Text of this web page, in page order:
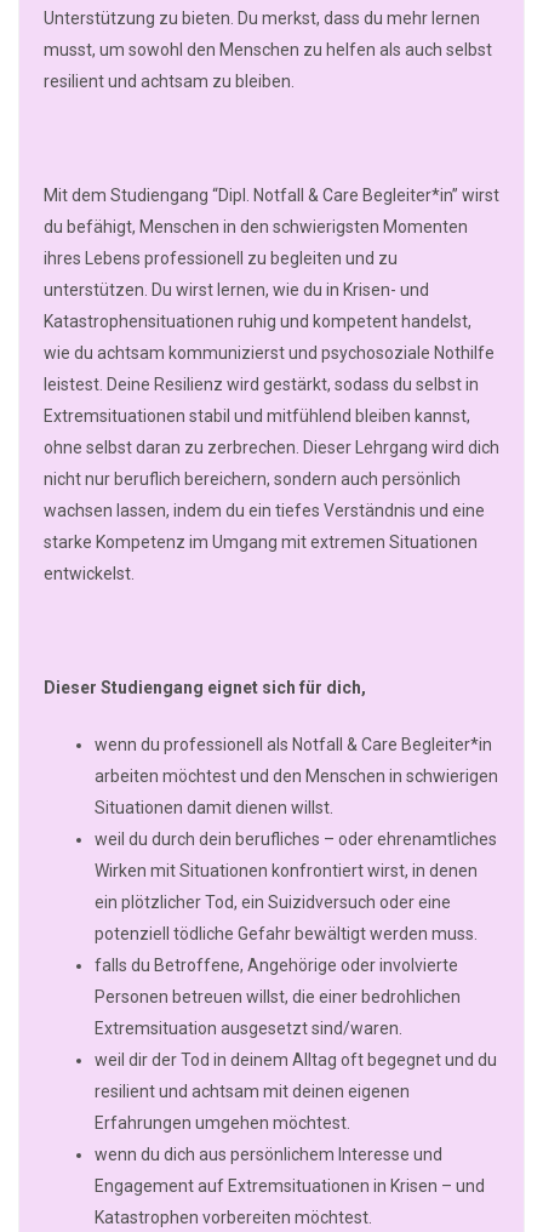
Unterstützung zu bieten. Du merkst, dass du mehr lernen
musst, um sowohl den Menschen zu helfen als auch selbst
resilient und achtsam zu bleiben.
Mit dem Studiengang “Dipl. Notfall & Care Begleiter*in” wirst
du befähigt, Menschen in den schwierigsten Momenten
ihres Lebens professionell zu begleiten und zu
unterstützen. Du wirst lernen, wie du in Krisen- und
Katastrophensituationen ruhig und kompetent handelst,
wie du achtsam kommunizierst und psychosoziale Nothilfe
leistest. Deine Resilienz wird gestärkt, sodass du selbst in
Extremsituationen stabil und mitfühlend bleiben kannst,
ohne selbst daran zu zerbrechen. Dieser Lehrgang wird dich
nicht nur beruflich bereichern, sondern auch persönlich
wachsen lassen, indem du ein tiefes Verständnis und eine
starke Kompetenz im Umgang mit extremen Situationen
entwickelst.
Dieser Studiengang eignet sich für dich,
wenn du professionell als Notfall & Care Begleiter*in
arbeiten möchtest und den Menschen in schwierigen
Situationen damit dienen willst.
weil du durch dein berufliches – oder ehrenamtliches
Wirken mit Situationen konfrontiert wirst, in denen
ein plötzlicher Tod, ein Suizidversuch oder eine
potenziell tödliche Gefahr bewältigt werden muss.
falls du Betroffene, Angehörige oder involvierte
Personen betreuen willst, die einer bedrohlichen
Extremsituation ausgesetzt sind/waren.
weil dir der Tod in deinem Alltag oft begegnet und du
resilient und achtsam mit deinen eigenen
Erfahrungen umgehen möchtest.
wenn du dich aus persönlichem Interesse und
Engagement auf Extremsituationen in Krisen – und
Katastrophen vorbereiten möchtest.